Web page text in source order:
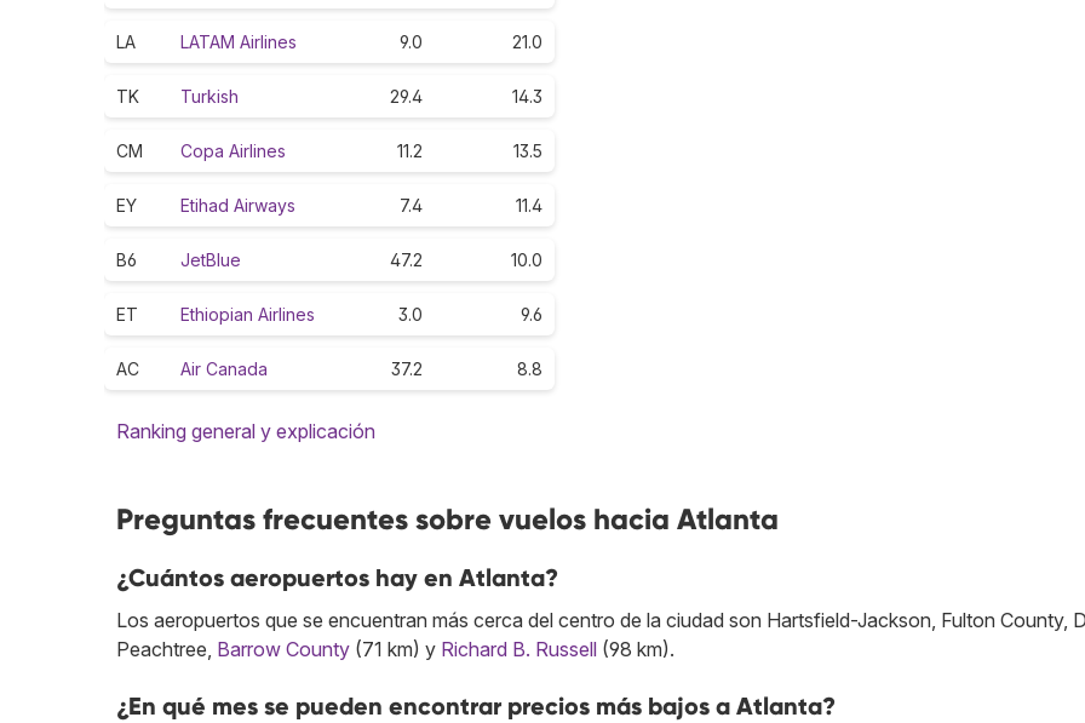
LA LATAM Airlines 9.0 21.0
TK Turkish 29.4 14.3
CM Copa Airlines 11.2 13.5
EY Etihad Airways 7.4 11.4
B6 JetBlue 47.2 10.0
ET Ethiopian Airlines 3.0 9.6
AC Air Canada 37.2 8.8
Ranking general y explicación
Preguntas frecuentes sobre vuelos hacia Atlanta
¿Cuántos aeropuertos hay en Atlanta?
Los aeropuertos que se encuentran más cerca del centro de la ciudad son Hartsfield-Jackson, Fulton County,
Peachtree, Barrow County (71 km) y Richard B. Russell (98 km).
¿En qué mes se pueden encontrar precios más bajos a Atlanta?